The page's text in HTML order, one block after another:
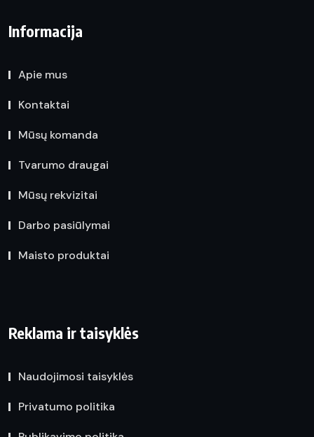
Informacija
Apie mus
Kontaktai
Mūsų komanda
Tvarumo draugai
Mūsų rekvizitai
Darbo pasiūlymai
Maisto produktai
Reklama ir taisyklės
Naudojimosi taisyklės
Privatumo politika